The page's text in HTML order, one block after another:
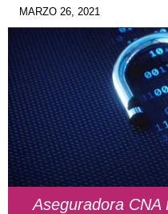
MARZO 26, 2021
Aseguradora CNA